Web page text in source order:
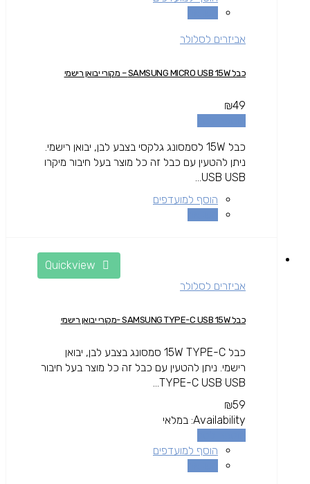
אביזרים לסלולר
כבל SAMSUNG MICRO USB 15W – מקורי יבואן רישמי
₪49
כבל 15W לסמסונג גלקסי בצבע לבן, יבואן רישמי.
ניתן להטעין עם כבל זה כל מוצר בעל חיבור מיקרו
USB USB...
הוסף למועדפים
אביזרים לסלולר
כבל SAMSUNG TYPE-C USB 15W -מקורי יבואן רישמי
כבל 15W TYPE-C סמסונג בצבע לבן, יבואן
רישמי. ניתן להטעין עם כבל זה כל מוצר בעל חיבור
TYPE-C USB USB...
₪59
Availability: במלאי
הוסף למועדפים